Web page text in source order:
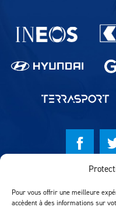
Pour vous offrir une meilleure
accèdent à des informations sur
Partenaires du lausanne-Sport